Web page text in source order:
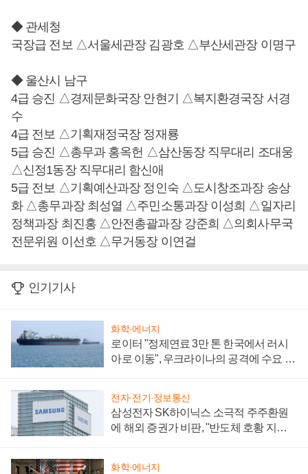
◆ 관세청
국장급 전보 △서울세관장 김광호 △부산세관장 이명구
◆ 울산시 남구
4급 승진 △경제문화국장 안현기 △복지환경국장 서경
수
4급 전보 △기획재정국장 정재룡
5급 승진 △총무과 홍옥헌 △삼산동장 직무대리 조대웅
△신정1동장 직무대리 함신애
5급 전보 △기획예산과장 정인숙 △도시창조과장 송상
화 △총무과장 최성열 △주민소통과장 이성희 △일자리
정책과장 최진홍 △안전총괄과장 강준희 △의회사무국
전문위원 이선호 △무거동장 이연걸
인기기사
화학·에너지
로이터 "정제연료 3만 톤 한국에서 러시
아로 이동", 우크라이나의 공격에 수요 늘
전자·전기·정보통신
삼성전자 SK하이닉스 소극적 주주환원
에 해외 증권가 비판, "반도체 호황 지속
화학·에너지